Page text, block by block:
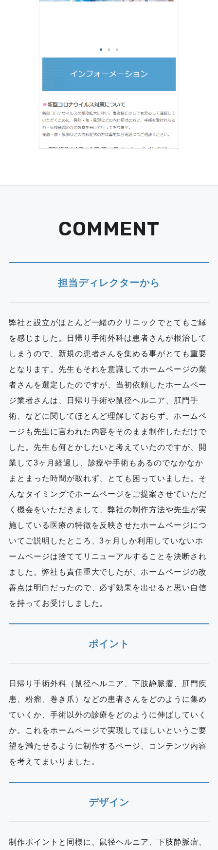
COMMENT
担当ディレクターから
弊社と設立がほとんど一緒のクリニックでとてもご縁
を感じました。日帰り手術外科は患者さんが根治して
しまうので、新規の患者さんを集める事がとても重要
となります。先生もそれを意識してホームページの業
者さんを選定したのですが、当初依頼したホームペー
ジ業者さんは、日帰り手術や鼠径ヘルニア、肛門手
術、などに関してほとんど理解しておらず、ホームペ
ージも先生に言われた内容をそのまま制作しただけで
した。先生も何とかしたいと考えていたのですが、開
業して3ヶ月経過し、診療や手術もあるのでなかなか
まとまった時間が取れず、とても困っていました。そ
んなタイミングでホームページをご提案させていただ
く機会をいただきまして、弊社の制作方法や先生が実
施している医療の特徴を反映させたホームページにつ
いてご説明したところ、3ヶ月しか利用していないホ
ームページは捨ててリニューアルすることを決断され
ました。弊社も責任重大でしたが、ホームページの改
善点は明白だったので、必ず効果を出せると思い自信
を持ってお受けしました。
ポイント
日帰り手術外科（鼠径ヘルニア、下肢静脈瘤、肛門疾
患、粉瘤、巻き爪）などの患者さんをどのように集め
ていくか、手術以外の診療をどのように伸ばしていく
か。これをホームページで実現してほしいというご要
望を満たせるように制作するページ、コンテンツ内容
を考えてまいりました。
デザイン
制作ポイントと同様に、鼠径ヘルニア、下肢静脈瘤、